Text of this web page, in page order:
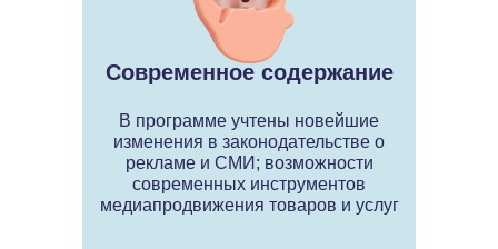
Современное содержание
В программе учтены новейшие
изменения в законодательстве о
рекламе и СМИ; возможности
современных инструментов
медиапродвижения товаров и услуг